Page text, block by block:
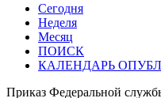
Сегодня
Неделя
Месяц
ПОИСК
КАЛЕНДАРЬ
Приказ Федеральной